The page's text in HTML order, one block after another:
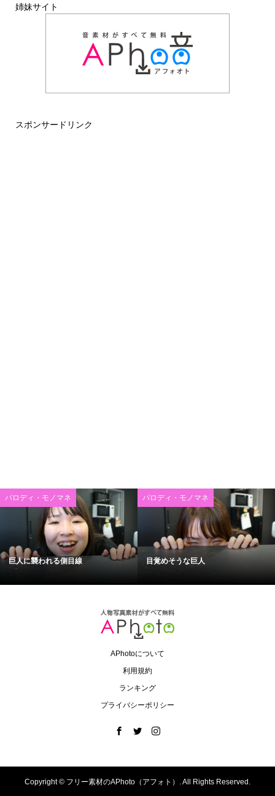
姉妹サイト
スポンサードリンク
パロディ・モノマネ
巨人に襲われる側目線
パロディ・モノマネ
目覚めそうな巨人
APhotoについて
利用規約
ランキング
プライバシーポリシー
Copyright © フリー素材のAPhoto（アフォト）. All Rights Reserved.